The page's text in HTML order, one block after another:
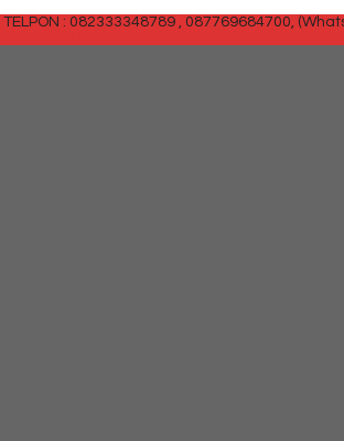
TELPON : 082333348789 , 087769684700,